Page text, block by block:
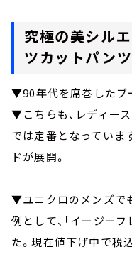
究極の美シルエ
ツカットパンツ
▼90年代を席巻したブ
▼こちらも、レディー
では定番となっていま
ドが展開。
▼ユニクロのメンズで
例として、「イージー
た。現在値下げ中で税